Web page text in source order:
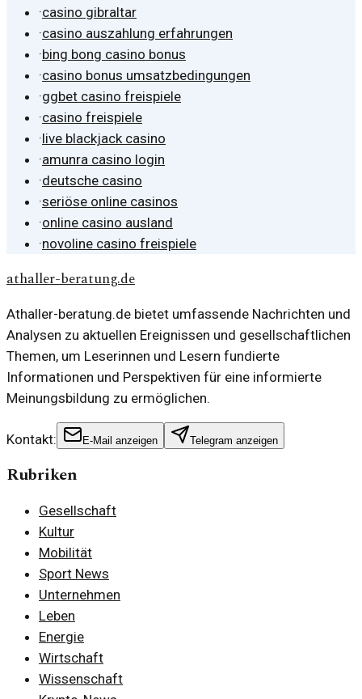
·casino gibraltar
·casino auszahlung erfahrungen
·bing bong casino bonus
·casino bonus umsatzbedingungen
·ggbet casino freispiele
·casino freispiele
·live blackjack casino
·amunra casino login
·deutsche casino
·seriöse online casinos
·online casino ausland
·novoline casino freispiele
athaller-beratung.de
Athaller-beratung.de bietet umfassende Nachrichten und
Analysen zu aktuellen Ereignissen und gesellschaftlichen
Themen, um Leserinnen und Lesern fundierte
Informationen und Perspektiven für eine informierte
Meinungsbildung zu ermöglichen.
Kontakt: E-Mail anzeigen Telegram anzeigen
Rubriken
Gesellschaft
Kultur
Mobilität
Sport News
Unternehmen
Leben
Energie
Wirtschaft
Wissenschaft